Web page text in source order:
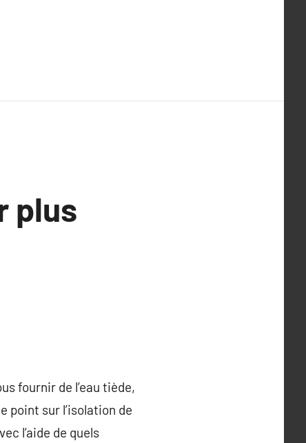
plus
fournir de l’eau tiède,
point sur l’isolation de
l’aide de quels